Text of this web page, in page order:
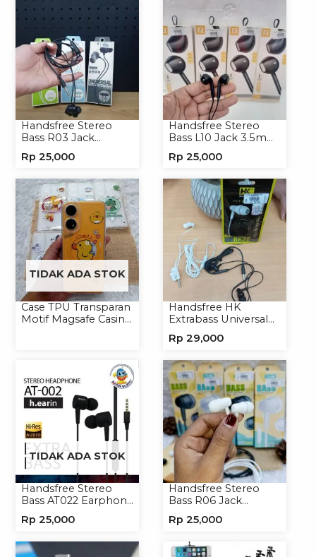
Handsfree Stereo
Bass R03 Jack
Headset Earphone
Rp 25,000
Handsfree Stereo
Bass L10 Jack 3.5mm
Headphone
Rp 25,000
TIDAK ADA STOK
Case TPU Transparan
Motif Magsafe Casing
Handsfree HK
Extrabass Universal
Earphone Headset
Rp 29,000
TIDAK ADA STOK
Handsfree Stereo
Bass AT022 Earphone
Rp 25,000
Handsfree Stereo
Bass R06 Jack
Headset Headphone
Rp 25,000